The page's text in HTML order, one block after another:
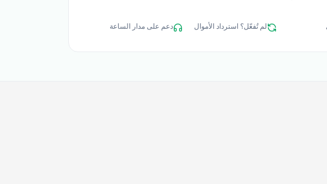
لم تُفعّل؟ استرداد الأموال دعم على مدار الساعة